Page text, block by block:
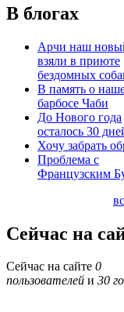
В блогах
Арчи наш
взяли в приюте
бездомных
В память о
барбосе Чаби
До Нового года
осталось 30
Хочу забрать
Проблема с
Французским
Сейчас на
Сейчас на сайте 0
пользователей и 30